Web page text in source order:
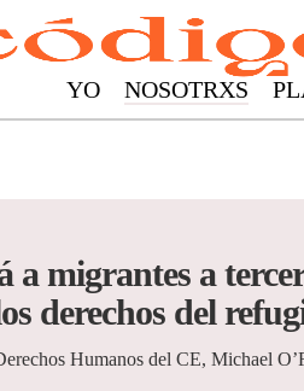
YO NOSOTRXS
migrantes a
derechos del
Humanos del CE, Michael